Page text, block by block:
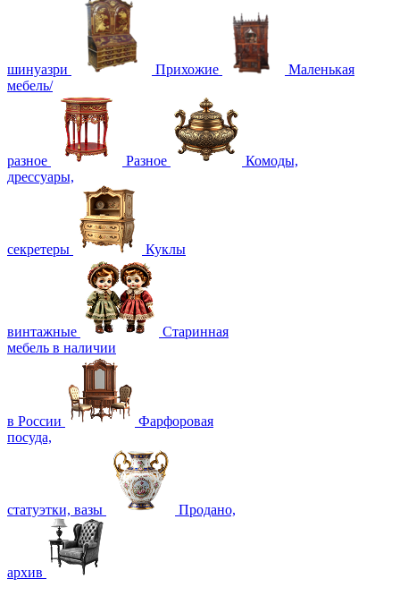
шинуазри Прихожие
Маленькая
мебель/
разное Разное
Комоды,
дрессуары,
секретеры Куклы
винтажные
Старинная
мебель в наличии
в России
Фарфоровая
посуда,
статуэтки, вазы Продано,
архив